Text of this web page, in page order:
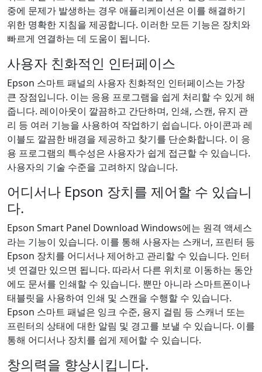
중에 문제가 발생하는 경우 애플리케이션은 이를 해결하기
위한 명확한 지침을 제공합니다. 이러한 모든 기능은 장치와
빠르게 연결하는 데 도움이 됩니다.
사용자 친화적인 인터페이스
Epson 스마트 패널의 사용자 친화적인 인터페이스는 가장
큰 장점입니다. 이는 응용 프로그램을 쉽게 처리할 수 있게 해
줍니다. 레이아웃이 깔끔하고 간단하며, 인쇄, 스캔, 유지 관
리 등 여러 기능을 사용하여 작업하기 쉽습니다. 아이콘과 레
이블도 깔끔한 배경을 제공하고 찾기를 단순화합니다. 이 응
용 프로그램의 특수성은 사용자가 쉽게 접근할 수 있습니다.
사용자의 기술 수준을 고려하지 않습니다.
어디서나 Epson 장치를 제어할 수 있습니
다.
Epson Smart Panel Download Windows에는 원격 액세스
라는 기능이 있습니다. 이를 통해 사용자는 스캐너, 프린터 등
Epson 장치를 어디서나 제어하고 관리할 수 있습니다. 인터
넷 연결만 있으면 됩니다. 따라서 다른 위치로 이동하는 동안
에도 문서를 인쇄할 수 있습니다. 뿐만 아니라 스마트폰이나
태블릿을 사용하여 인쇄 및 스캔을 수행할 수 있습니다.
Epson 스마트 패널은 잉크 수준, 용지 걸림 등 스캐너 또는
프린터의 상태에 대한 알림 및 경고를 보낼 수 있습니다. 이를
통해 어디서나 장치를 쉽게 제어할 수 있습니다.
창의력을 향상시킵니다.